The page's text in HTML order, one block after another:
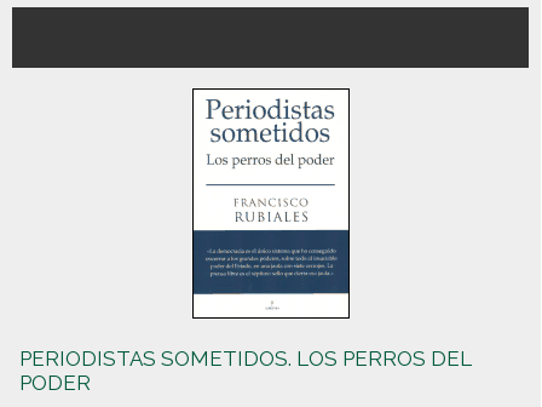
PERIODISTAS SOMETIDOS. LOS PERROS DEL
PODER